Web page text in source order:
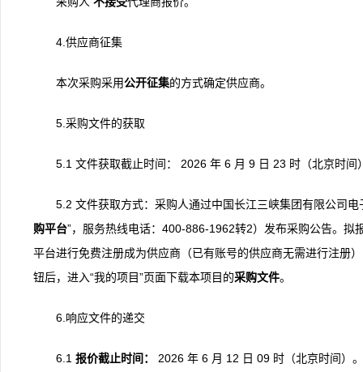
4.供应商征集
本次采购采用公开征集的方式确定供应商。
5.采购文件的获取
5.1 文件获取截止时间： 2026 年 6 月 9 日 23 时（北京时间
5.2 文件获取方式：采购人通过中国长江三峡集团有限公司
购平台”，服务热线电话：400-886-1962转2）发布采购公告。
平台进行免费注册成为供应商（已有账号的供应商无需进行注册
钮后，进入“我的项目”页面下载本项目的采购文件。
6.响应文件的递交
6.1 报价截止时间： 2026 年 6 月 12 日 09 时（北京时间）。